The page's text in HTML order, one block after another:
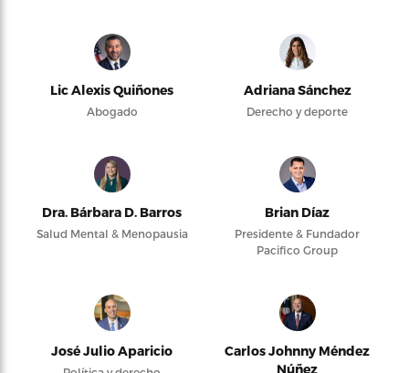
Lic Alexis Quiñones
Abogado
Adriana Sánchez
Derecho y deporte
Dra. Bárbara D. Barros
Salud Mental & Menopausia
Brian Díaz
Presidente & Fundador
Pacifico Group
José Julio Aparicio
Carlos Johnny Méndez
Núñez